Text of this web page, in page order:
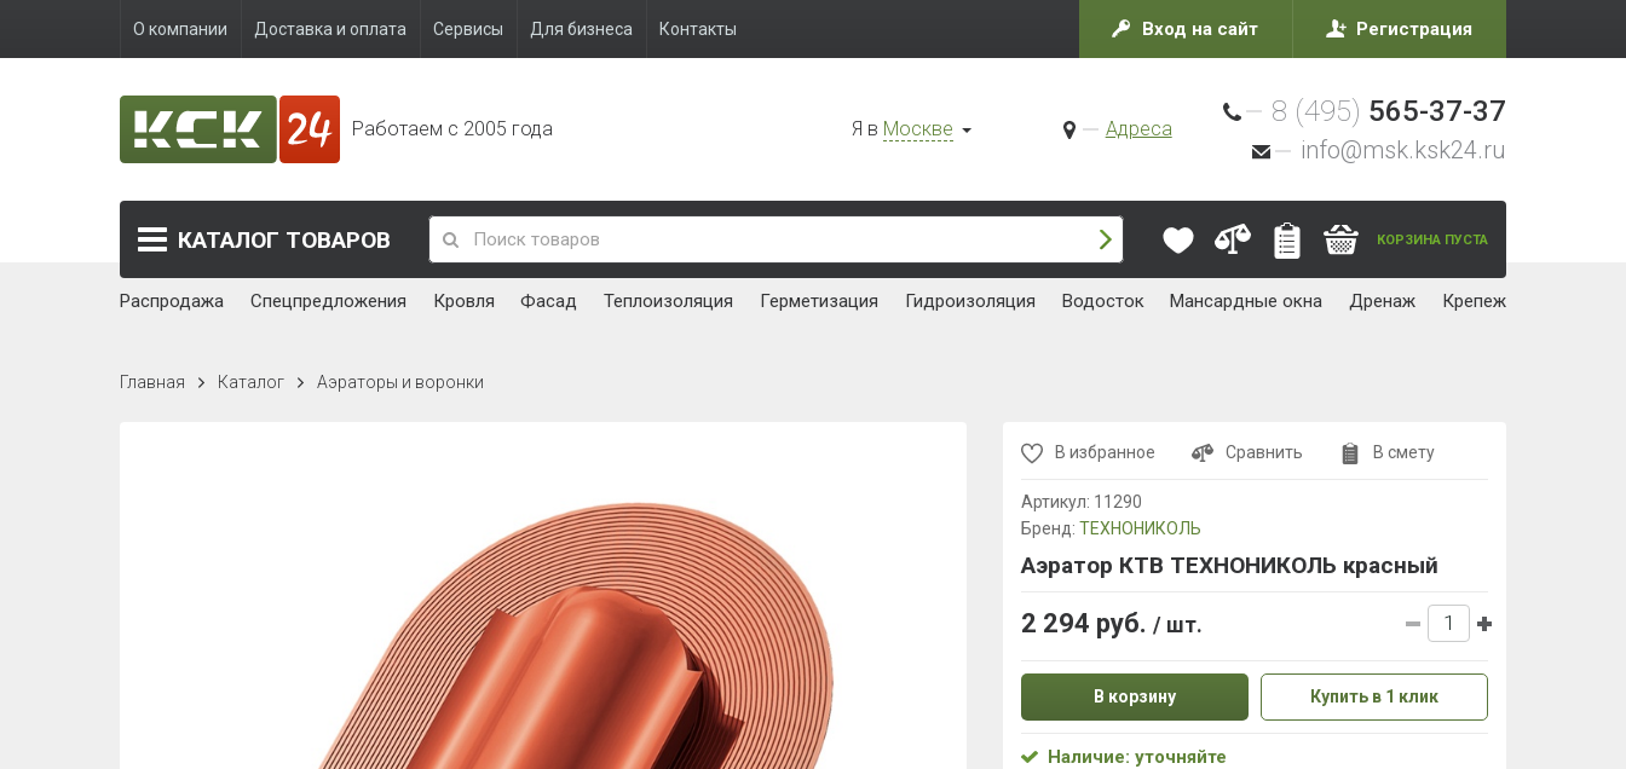
О компании Доставка и оплата Сервисы Для бизнеса Контакты Вход на сайт Регистрация
Работаем с 2005 года Я в Москве Адреса
8 (495) 565-37-37
info@msk.ksk24.ru
КАТАЛОГ ТОВАРОВ КОРЗИНА ПУСТА
Распродажа Спецпредложения Кровля Фасад Теплоизоляция Герметизация Гидроизоляция Водосток Мансардные окна Дренаж Крепеж
Главная Каталог Аэраторы и воронки
В избранное Сравнить В смету
Артикул: 11290
Бренд: ТЕХНОНИКОЛЬ
Аэратор КТВ ТЕХНОНИКОЛЬ красный
2 294 руб. / шт.
В корзину Купить в 1 клик
Наличие: уточняйте